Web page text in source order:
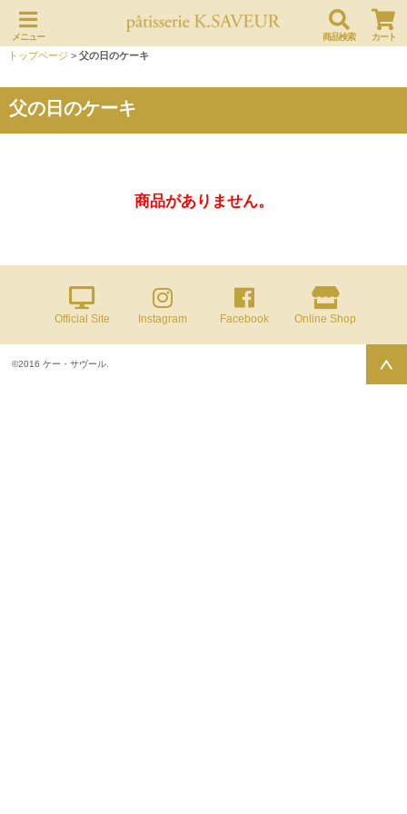
メニュー 商品検索 カート
トップページ > 父の日のケーキ
父の日のケーキ
商品がありません。
Official Site Instagram Facebook Online Shop
©2016 ケー・サヴール.